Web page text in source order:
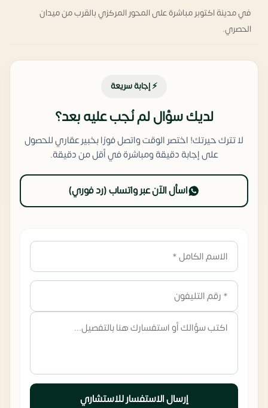
في مدينة اكتوبر مباشرة على المحور المركزي بالقرب من ميدان
الحصري.
⚡ إجابة سريعة
لديك سؤال لم نُجب عليه بعد؟
لا تترك حيرتك! اختصر الوقت واتصل فورًا بخبير عقاري للحصول
على إجابة دقيقة ومباشرة في أقل من دقيقة.
اسأل الآن عبر واتساب (رد فوري)
إرسال الاستفسار للاستشاري